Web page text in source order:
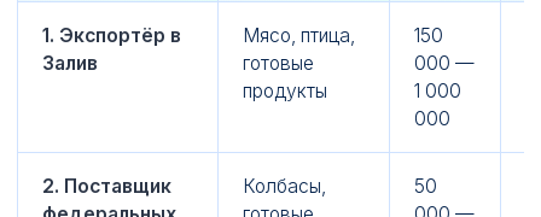
1. Экспортёр в
Залив
Мясо, птица,
готовые
продукты
150
000 —
1 000
000
2. Поставщик
Колбасы,
50